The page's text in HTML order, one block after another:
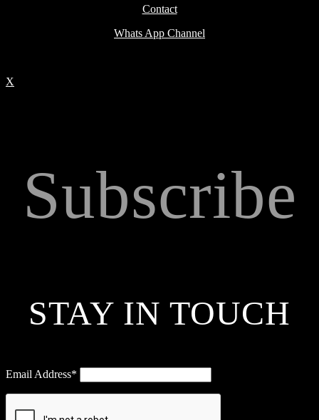
Contact
Whats App Channel
X
Subscribe
STAY IN TOUCH
Email Address*